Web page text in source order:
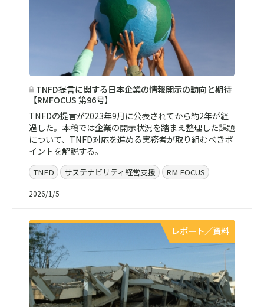
TNFD提言に関する日本企業の情報開示の動向と期待
【RMFOCUS 第96号】
TNFDの提言が2023年9月に公表されてから約2年が経
過した。本稿では企業の開示状況を踏まえ整理した課題
について、TNFD対応を進める実務者が取り組むべきポ
イントを解説する。
TNFD サステナビリティ経営支援 RM FOCUS
2026/1/5
レポート／資料